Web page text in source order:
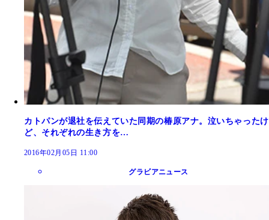
カトパンが退社を伝えていた同期の椿原アナ。泣いちゃったけ
ど、それぞれの生き方を…
2016年02月05日 11:00
グラビアニュース